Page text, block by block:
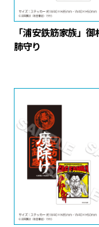
「浦安鉄筋家族」
肺守り